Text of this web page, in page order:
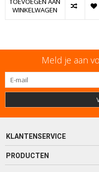
WINKELWAGEN
Meld je aan
KLANTENSERVICE
PRODUCTEN